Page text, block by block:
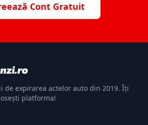
Cont Gratuit
de expirarea actelor auto din 2019. Îți
platforma!